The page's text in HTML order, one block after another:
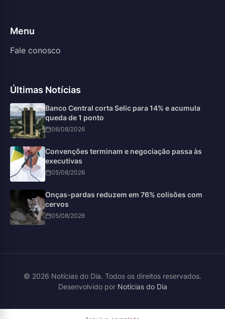
Menu
Fale conosco
Últimas Notícias
Banco Central corta Selic para 14% e acumula
queda de 1 ponto
06/08/2026
Convenções terminam e negociação passa às
executivas
05/08/2026
Onças-pardas reduzem em 76% colisões com
cervos
05/08/2026
© 2026 Notícias do Dia. Todos os direitos reservados.
Desenvolvido por Notícias do Dia